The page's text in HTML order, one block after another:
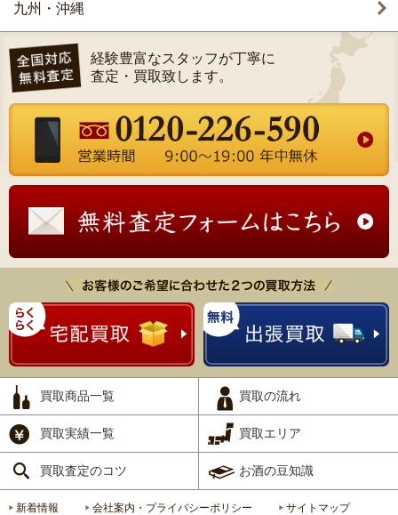
九州・沖縄
経験豊富なスタッフが丁寧に
査定・買取致します。
買取商品一覧 買取の流れ
買取実績一覧 買取エリア
買取査定のコツ お酒の豆知識
新着情報 会社案内・プライバシーポリシー サイトマップ